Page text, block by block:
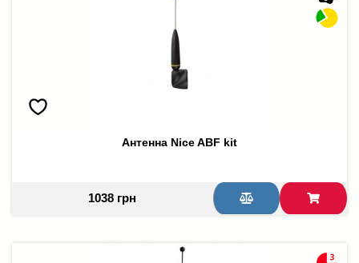
Антенна Nice ABF kit
1038 грн